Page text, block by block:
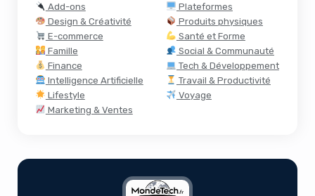
Add-ons
Design & Créativité
E-commerce
Famille
Finance
Intelligence Artificielle
Lifestyle
Marketing & Ventes
Plateformes
Produits physiques
Santé et Forme
Social & Communauté
Tech & Développement
Travail & Productivité
Voyage